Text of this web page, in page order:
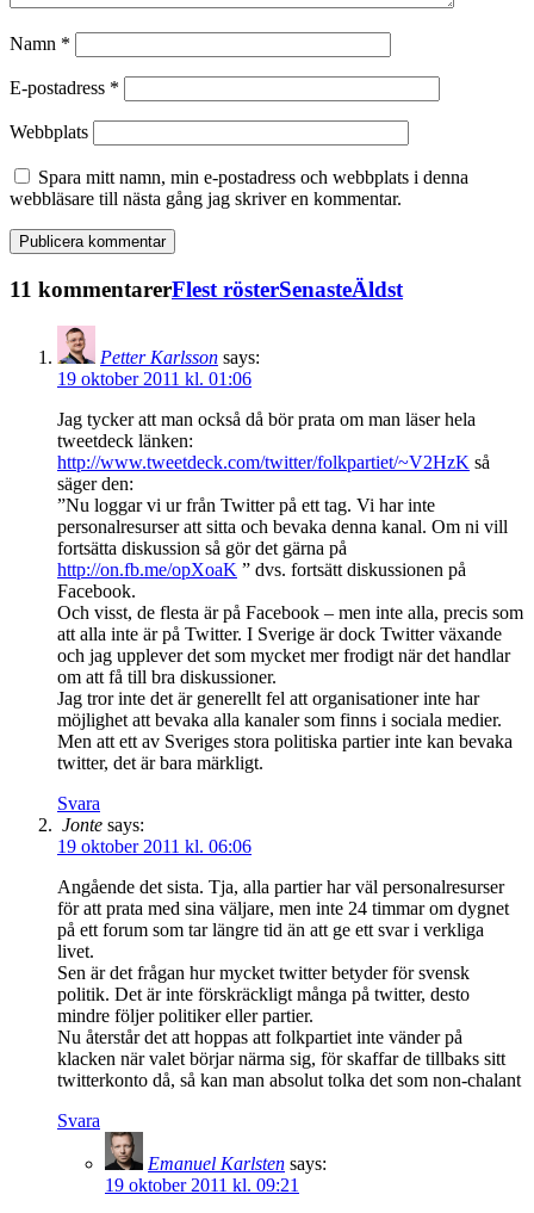
Namn *
E-postadress *
Webbplats
Spara mitt namn, min e-postadress och webbplats i denna
webbläsare till nästa gång jag skriver en kommentar.
11 kommentarerFlest rösterSenasteÄldst
Petter Karlsson says:
19 oktober 2011 kl. 01:06
Jag tycker att man också då bör prata om man läser hela
tweetdeck länken:
http://www.tweetdeck.com/twitter/folkpartiet/~V2HzK så
säger den:
”Nu loggar vi ur från Twitter på ett tag. Vi har inte
personalresurser att sitta och bevaka denna kanal. Om ni vill
fortsätta diskussion så gör det gärna på
http://on.fb.me/opXoaK ” dvs. fortsätt diskussionen på
Facebook.
Och visst, de flesta är på Facebook – men inte alla, precis som
att alla inte är på Twitter. I Sverige är dock Twitter växande
och jag upplever det som mycket mer frodigt när det handlar
om att få till bra diskussioner.
Jag tror inte det är generellt fel att organisationer inte har
möjlighet att bevaka alla kanaler som finns i sociala medier.
Men att ett av Sveriges stora politiska partier inte kan bevaka
twitter, det är bara märkligt.
Svara
Jonte says:
19 oktober 2011 kl. 06:06
Angående det sista. Tja, alla partier har väl personalresurser
för att prata med sina väljare, men inte 24 timmar om dygnet
på ett forum som tar längre tid än att ge ett svar i verkliga
livet.
Sen är det frågan hur mycket twitter betyder för svensk
politik. Det är inte förskräckligt många på twitter, desto
mindre följer politiker eller partier.
Nu återstår det att hoppas att folkpartiet inte vänder på
klacken när valet börjar närma sig, för skaffar de tillbaks sitt
twitterkonto då, så kan man absolut tolka det som non-chalant
Svara
Emanuel Karlsten says:
19 oktober 2011 kl. 09:21